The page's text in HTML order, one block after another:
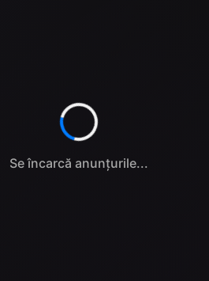
Se încarcă anunțurile...